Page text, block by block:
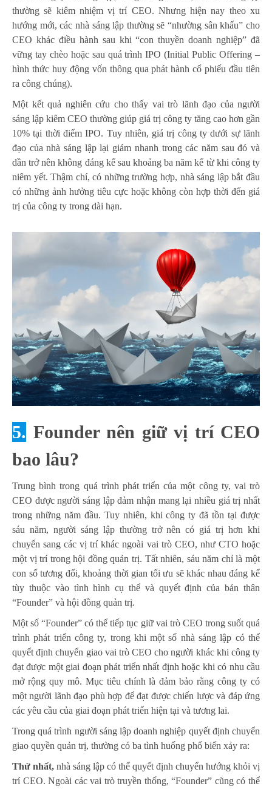
thường sẽ kiêm nhiệm vị trí CEO. Nhưng hiện nay theo xu
hướng mới, các nhà sáng lập thường sẽ “nhường sân khấu” cho
CEO khác điều hành sau khi “con thuyền doanh nghiệp” đã
vững tay chèo hoặc sau quá trình IPO (Initial Public Offering –
hình thức huy động vốn thông qua phát hành cổ phiếu đầu tiên
ra công chúng).
Một kết quả nghiên cứu cho thấy vai trò lãnh đạo của người
sáng lập kiêm CEO thường giúp giá trị công ty tăng cao hơn gần
10% tại thời điểm IPO. Tuy nhiên, giá trị công ty dưới sự lãnh
đạo của nhà sáng lập lại giảm nhanh trong các năm sau đó và
dần trở nên không đáng kể sau khoảng ba năm kể từ khi công ty
niêm yết. Thậm chí, có những trường hợp, nhà sáng lập bắt đầu
có những ảnh hưởng tiêu cực hoặc không còn hợp thời đến giá
trị của công ty trong dài hạn.
5. Founder nên giữ vị trí CEO
bao lâu?
Trung bình trong quá trình phát triển của một công ty, vai trò
CEO được người sáng lập đảm nhận mang lại nhiều giá trị nhất
trong những năm đầu. Tuy nhiên, khi công ty đã tồn tại được
sáu năm, người sáng lập thường trở nên có giá trị hơn khi
chuyển sang các vị trí khác ngoài vai trò CEO, như CTO hoặc
một vị trí trong hội đồng quản trị. Tất nhiên, sáu năm chỉ là một
con số tương đối, khoảng thời gian tối ưu sẽ khác nhau đáng kể
tùy thuộc vào tình hình cụ thể và quyết định của bản thân
“Founder” và hội đồng quản trị.
Một số “Founder” có thể tiếp tục giữ vai trò CEO trong suốt quá
trình phát triển công ty, trong khi một số nhà sáng lập có thể
quyết định chuyển giao vai trò CEO cho người khác khi công ty
đạt được một giai đoạn phát triển nhất định hoặc khi có nhu cầu
mở rộng quy mô. Mục tiêu chính là đảm bảo rằng công ty có
một người lãnh đạo phù hợp để đạt được chiến lược và đáp ứng
các yêu cầu của giai đoạn phát triển hiện tại và tương lai.
Trong quá trình người sáng lập doanh nghiệp quyết định chuyển
giao quyền quản trị, thường có ba tình huống phổ biến xảy ra:
Thứ nhất, nhà sáng lập có thể quyết định chuyển hướng khỏi vị
trí CEO. Ngoài các vai trò truyền thống, “Founder” cũng có thể